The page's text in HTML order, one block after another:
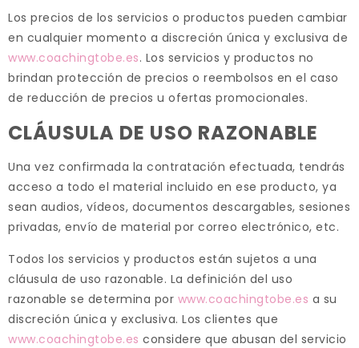
Los precios de los servicios o productos pueden cambiar
en cualquier momento a discreción única y exclusiva de
www.coachingtobe.es. Los servicios y productos no
brindan protección de precios o reembolsos en el caso
de reducción de precios u ofertas promocionales.
CLÁUSULA DE USO RAZONABLE
Una vez confirmada la contratación efectuada, tendrás
acceso a todo el material incluido en ese producto, ya
sean audios, vídeos, documentos descargables, sesiones
privadas, envío de material por correo electrónico, etc.
Todos los servicios y productos están sujetos a una
cláusula de uso razonable. La definición del uso
razonable se determina por www.coachingtobe.es a su
discreción única y exclusiva. Los clientes que
www.coachingtobe.es considere que abusan del servicio